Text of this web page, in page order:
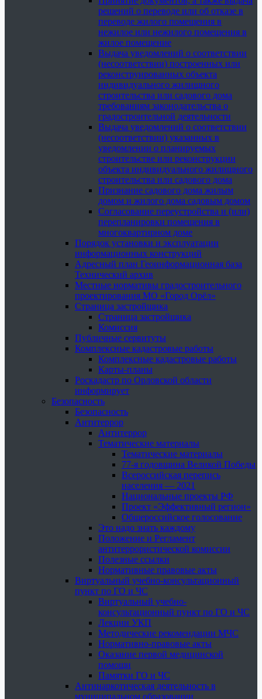
решений о переводе или об отказе в
переводе жилого помещения в
нежилое или нежилого помещения в
жилое помещение
Выдача уведомлений о соответствии
(несоответствии) построенных или
реконструированных объекта
индивидуального жилищного
строительства или садового дома
требованиям законодательства о
градостроительной деятельности
Выдача уведомлений о соответствии
(несоответствии) указанных в
уведомлении о планируемых
строительстве или реконструкции
объекта индивидуального жилищного
строительства или садового дома
Признание садового дома жилым
домом и жилого дома садовым домом
Согласование переустройства и (или)
перепланировки помещения в
многоквартирном доме
Порядок установки и эксплуатации
информационных конструкций
Адресный план Геоинформационная база
Технический архив
Местные нормативы градостроительного
проектирования МО «Город Орёл»
Страница застройщика
Страница застройщика
Комиссия
Публичные сервитуты
Комплексные кадастровые работы
Комплексные кадастровые работы
Карты-планы
Роскадастр по Орловской области
информирует
Безопасность
Безопасность
Антитеррор
Антитеррор
Тематические материалы
Тематические материалы
77-я годовщина Великой Победы
Всероссийская перепись
населения — 2021
Национальные проекты РФ
Проект «Эффективный регион»
Общероссийское голосование
Это надо знать каждому
Положение и Регламент
антитеррористической комиссии
Полезные ссылки
Нормативные правовые акты
Виртуальный учебно-консультационный
пункт по ГО и ЧС
Виртуальный учебно-
консультационный пункт по ГО и ЧС
Лекции УКП
Методические рекомендации МЧС
Нормативно-правовые акты
Оказание первой медицинской
помощи
Памятки ГО и ЧС
Антинаркотическая деятельность в
муниципальном образовании